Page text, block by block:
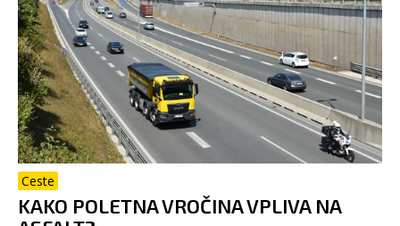
Ceste
KAKO POLETNA VROČINA VPLIVA NA